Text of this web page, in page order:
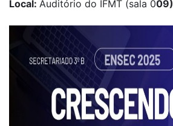
Local: Auditório do IFMT (sala 009)